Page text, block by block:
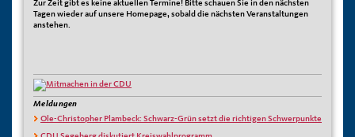
Zur Zeit gibt es keine aktuellen Termine! Bitte schauen Sie in den nächsten
Tagen wieder auf unsere Homepage, sobald die nächsten Veranstaltungen
anstehen.
Meldungen
Ole-Christopher Plambeck: Schwarz-Grün setzt die richtigen Schwerpunkte